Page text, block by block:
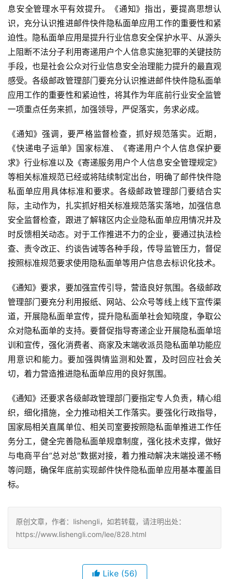
息安全管理水平有效提升。《通知》指出，要提高思想认
识，充分认识推进邮件快件隐私面单应用工作的重要性和紧
迫性。隐私面单应用是提升行业信息安全保护水平、从源头
上阻断不法分子利用寄递用户个人信息实施犯罪的关键技防
手段，也是社会公众对行业信息安全治理能力提升的最直观
感受。各级邮政管理部门要充分认识推进邮件快件隐私面单
应用工作的重要性和紧迫性，将其作为年底前行业安全监管
一项重点任务来抓，加强领导，严促落实，务求必成。
《通知》强调，要严格监督检查，抓好规范落实。近期，
《快递电子运单》国家标准、《寄递用户个人信息保护要
求》行业标准以及《寄递服务用户个人信息安全管理规定》
等相关标准规范已经或将陆续制定出台，明确了邮件快件隐
私面单应用具体标准和要求。各级邮政管理部门要结合实
际，主动作为，扎实抓好相关标准规范落实落地，加强信息
安全监督检查，跟进了解辖区内企业隐私面单应用情况并及
时反馈相关动态。对于工作推进不力的企业，要通过执法检
查、责令改正、约谈告诫等各种手段，传导监管压力，督促
按照标准规范要求使用隐私面单等用户信息去标识化技术。
《通知》要求，要加强宣传引导，营造良好氛围。各级邮政
管理部门要充分利用报纸、网站、公众号等线上线下宣传渠
道，开展隐私面单宣传，提升隐私面单社会知晓度，争取公
众对隐私面单的支持。要督促指导寄递企业开展隐私面单培
训和宣传，强化消费者、商家及末端收派员隐私面单功能应
用意识和能力。要加强舆情监测和处置，及时回应社会关
切，着力营造推进隐私面单应用的良好氛围。
《通知》还要求各级邮政管理部门要指定专人负责，精心组
织，细化措施，全力推动相关工作落实。要强化行政指导，
国家局相关直属单位、相关司室要按照隐私面单推进工作任
务分工，健全完善隐私面单规章制度，强化技术支撑，做好
与电商平台“总对总”数据对接，着力推动解决末端投递不畅
等问题，确保年底前实现邮件快件隐私面单应用基本覆盖目
标。
原创文章，作者：lishengli，如若转载，请注明出处：
https://www.lishengli.com/lee/828.html
Like (56)